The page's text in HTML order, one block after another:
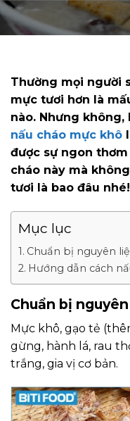
Thường mọi người
mực tươi hơn là
nào. Nhưng
nấu cháo mực khô
được sự ngon
cháo này mà
tươi là bao đâu nhé!
Mục lục
Chuẩn bị nguyên
Hướng dẫn cách
Chuẩn bị
Mực khô, gạo tẻ
gừng, hành lá, rau
trắng, gia vị cơ bản.